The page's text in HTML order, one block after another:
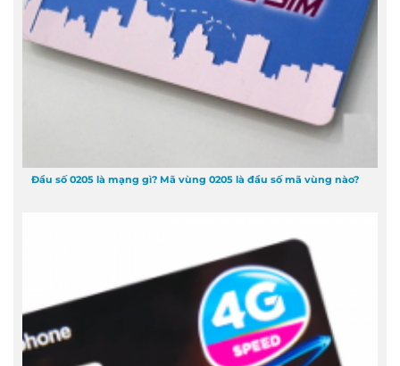
Đầu số 0205 là mạng gì? Mã vùng 0205 là đầu số mã vùng nào?